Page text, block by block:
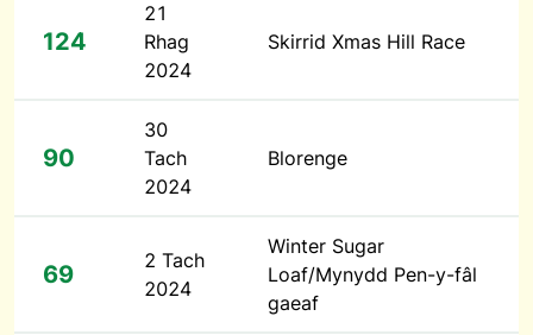
124
21
Rhag
2024
Skirrid Xmas Hill Race
90
30
Tach
2024
Blorenge
69
2 Tach
2024
Winter Sugar
Loaf/Mynydd Pen-y-fâl
gaeaf